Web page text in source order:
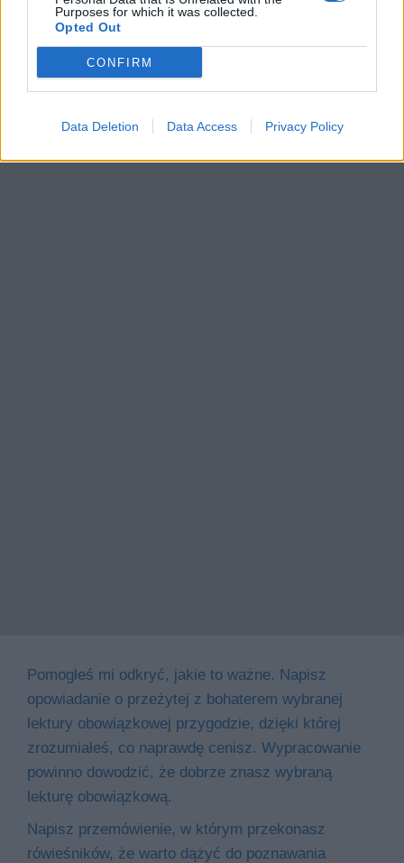
Purposes for which it was collected.
Opted Out
CONFIRM
Data Deletion Data Access Privacy Policy
Kategorie
interpretacje wierszy
Pomogłeś mi odkryć, jakie to ważne. Napisz
opowiadanie o przeżytej z bohaterem wybranej
lektury obowiązkowej przygodzie, dzięki której
zrozumiałeś, co naprawdę cenisz. Wypracowanie
powinno dowodzić, że dobrze znasz wybraną
lekturę obowiązkową.
Napisz przemówienie, w którym przekonasz
rówieśników, że warto dążyć do poznawania